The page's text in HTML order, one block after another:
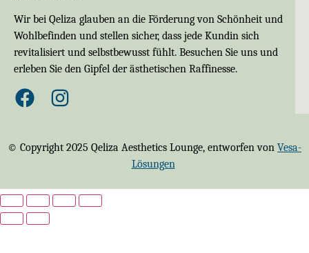
Wir bei Qeliza glauben an die Förderung von Schönheit und
Wohlbefinden und stellen sicher, dass jede Kundin sich
revitalisiert und selbstbewusst fühlt. Besuchen Sie uns und
erleben Sie den Gipfel der ästhetischen Raffinesse.
© Copyright 2025 Qeliza Aesthetics Lounge, entworfen von Vesa-
Lösungen